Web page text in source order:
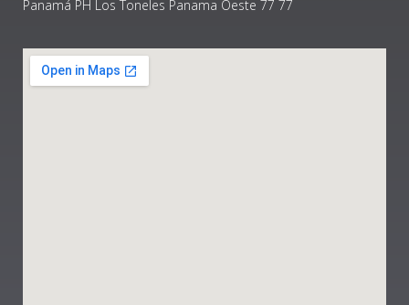
Panamá PH Los Toneles Panama Oeste 77 77